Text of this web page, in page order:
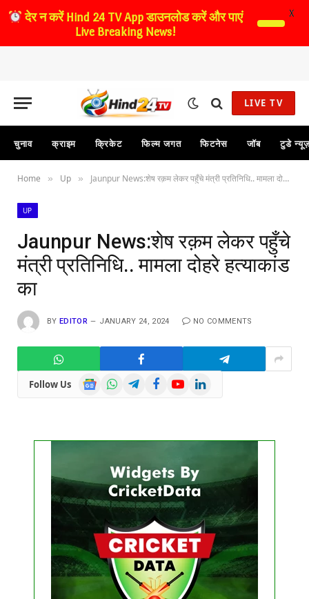
LIVE TV
चुनाव क्राइम क्रिकेट फिल्म जगत फिटनेस जॉब टुडे
Home » Up » Jaunpur News:शेष रक़म लेकर पहुँचे मंत्री प्रतिनिधि.. मामला दोहरे हत्याकांड का
UP
Jaunpur News:शेष रक़म लेकर पहुँचे
मंत्री प्रतिनिधि.. मामला दोहरे हत्याकांड
का
BY EDITOR JANUARY 24, 2024 NO COMMENTS
Follow Us
GoogleWhatsAppTelegramFacebookYouTubeLinkedIn
FIXTURE
No live matches found.
See recent results
See fixtures
देर न करेंHind 24 TV App डाउनलोड करें और पाएं
Live Breaking News!
X